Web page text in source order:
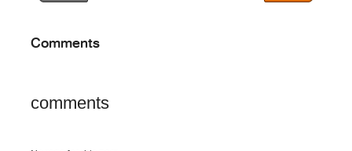
Comments
comments